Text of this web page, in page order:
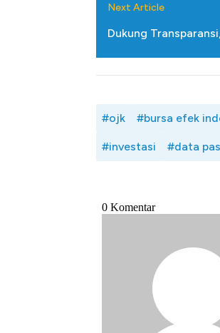
Next Article
Dukung
#ojk #bursa efek
#investasi #data